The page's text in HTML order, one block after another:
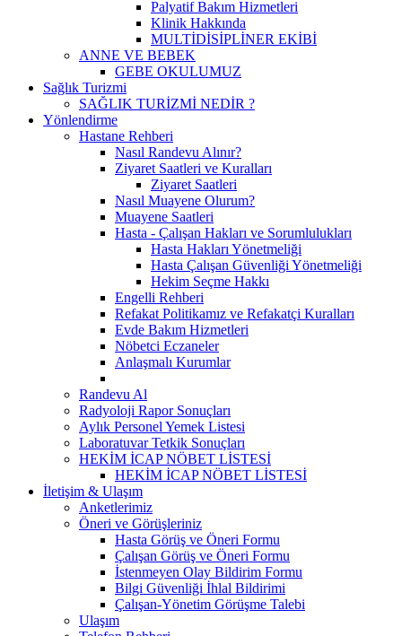
Palyatif Bakım Hizmetleri
Klinik Hakkında
MULTİDİSİPLİNER EKİBİ
ANNE VE BEBEK
GEBE OKULUMUZ
Sağlık Turizmi
SAĞLIK TURİZMİ NEDİR ?
Yönlendirme
Hastane Rehberi
Nasıl Randevu Alınır?
Ziyaret Saatleri ve Kuralları
Ziyaret Saatleri
Nasıl Muayene Olurum?
Muayene Saatleri
Hasta - Çalışan Hakları ve Sorumlulukları
Hasta Hakları Yönetmeliği
Hasta Çalışan Güvenliği Yönetmeliği
Hekim Seçme Hakkı
Engelli Rehberi
Refakat Politikamız ve Refakatçi Kuralları
Evde Bakım Hizmetleri
Nöbetci Eczaneler
Anlaşmalı Kurumlar
Randevu Al
Radyoloji Rapor Sonuçları
Aylık Personel Yemek Listesi
Laboratuvar Tetkik Sonuçları
HEKİM İCAP NÖBET LİSTESİ
HEKİM İCAP NÖBET LİSTESİ
İletişim & Ulaşım
Anketlerimiz
Öneri ve Görüşleriniz
Hasta Görüş ve Öneri Formu
Çalışan Görüş ve Öneri Formu
İstenmeyen Olay Bildirim Formu
Bilgi Güvenliği İhlal Bildirimi
Çalışan-Yönetim Görüşme Talebi
Ulaşım